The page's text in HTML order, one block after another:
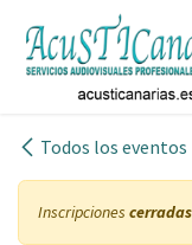
Todos los eventos
Inscripciones cerradas